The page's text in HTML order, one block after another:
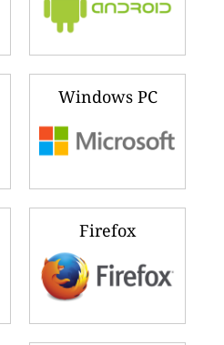
Windows PC
Firefox